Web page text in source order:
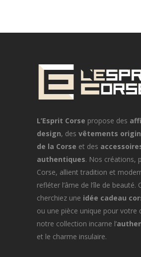
L’Esprit Corse propose des
design, des vêtements
de la Corse et des
authentiques. Nos créations,
Corse, allient tradition et
refléter l’âme de l’île de beauté.
cherchiez une idée cadeau
ou une pièce unique pour votre
notre collection incarne l’
et le charme insulaire.